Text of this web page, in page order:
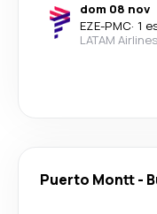
dom 08 nov
EZE-PMC· 1
LATAM Airlines
Puerto Montt-